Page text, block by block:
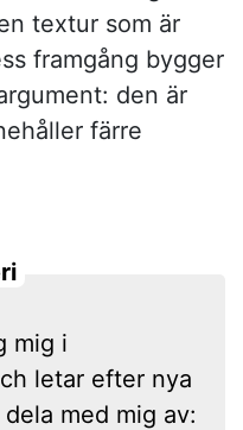
textur som är
framgång bygger
den är
färre
mig i
letar efter nya
med mig av: